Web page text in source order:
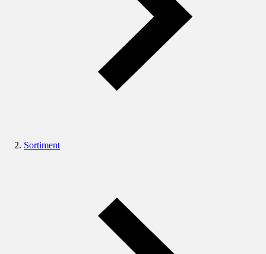
Sortiment